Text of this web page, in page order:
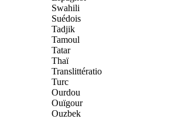
Swahili
Suédois
Tadjik
Tamoul
Tatar
Thaï
Translittératio
Turc
Ourdou
Ouïgour
Ouzbek